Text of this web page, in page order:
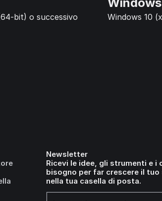
bit) o successivo Windows 10
Newsletter
Ricevi le idee, gli strumenti e i
bisogno per far crescere il
nella tua casella di posta.